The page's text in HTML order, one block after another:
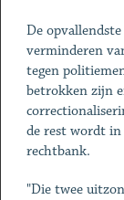
De
verminderen
tegen
betrokken zijn
de rest wordt
rechtbank.
"Die twee